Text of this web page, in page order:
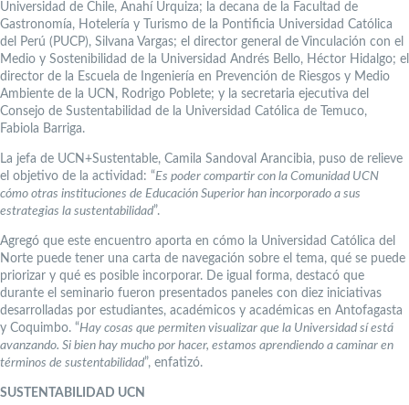
Universidad de Chile, Anahí Urquiza; la decana de la Facultad de
Gastronomía, Hotelería y Turismo de la Pontificia Universidad Católica
del Perú (PUCP), Silvana Vargas; el director general de Vinculación con el
Medio y Sostenibilidad de la Universidad Andrés Bello, Héctor Hidalgo; el
director de la Escuela de Ingeniería en Prevención de Riesgos y Medio
Ambiente de la UCN, Rodrigo Poblete; y la secretaria ejecutiva del
Consejo de Sustentabilidad de la Universidad Católica de Temuco,
Fabiola Barriga.
La jefa de UCN+Sustentable, Camila Sandoval Arancibia, puso de relieve
el objetivo de la actividad: “Es poder compartir con la Comunidad UCN
cómo otras instituciones de Educación Superior han incorporado a sus
estrategias la sustentabilidad”.
Agregó que este encuentro aporta en cómo la Universidad Católica del
Norte puede tener una carta de navegación sobre el tema, qué se puede
priorizar y qué es posible incorporar. De igual forma, destacó que
durante el seminario fueron presentados paneles con diez iniciativas
desarrolladas por estudiantes, académicos y académicas en Antofagasta
y Coquimbo. “Hay cosas que permiten visualizar que la Universidad sí está
avanzando. Si bien hay mucho por hacer, estamos aprendiendo a caminar en
términos de sustentabilidad”, enfatizó.
SUSTENTABILIDAD UCN